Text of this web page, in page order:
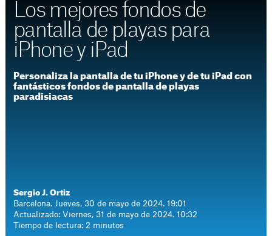
Los mejores fondos de
pantalla de playas para
iPhone y iPad
Personaliza la pantalla de tu iPhone y de tu iPad con
fantásticos fondos de pantalla de playas
paradisiacas
Sergio J. Ortiz
Barcelona. Jueves, 30 de mayo de 2024. 19:01
Actualizado: Viernes, 31 de mayo de 2024. 10:32
Tiempo de lectura: 2 minutos